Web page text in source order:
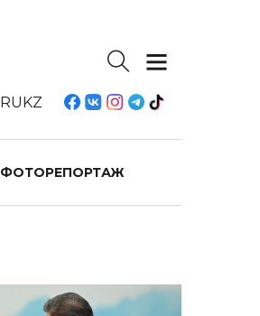
RUKZ
ФОТОРЕПОРТАЖ